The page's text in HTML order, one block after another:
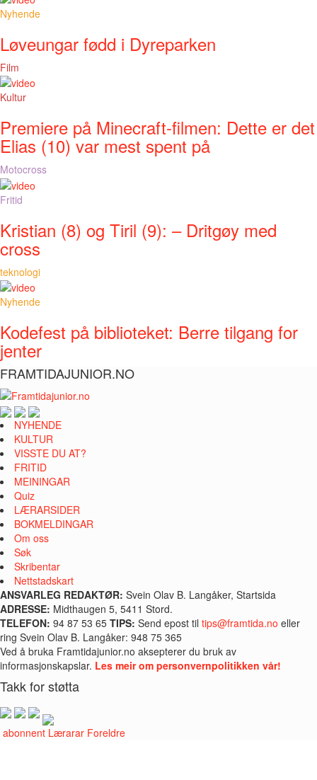
Nyhende
Løveungar fødd i Dyreparken
Film
Kultur
Premiere på Minecraft-filmen: Dette er det
Elias (10) var mest spent på
Motocross
Fritid
Kristian (8) og Tiril (9): – Dritgøy med
cross
teknologi
Nyhende
Kodefest på biblioteket: Berre tilgang for
jenter
FRAMTIDAJUNIOR.NO
NYHENDE
KULTUR
VISSTE DU AT?
FRITID
MEININGAR
Quiz
LÆRARSIDER
BOKMELDINGAR
Om oss
Søk
Skribentar
Nettstadskart
ANSVARLEG REDAKTØR: Svein Olav B. Langåker, Startsida
ADRESSE: Midthaugen 5, 5411 Stord.
TELEFON: 94 87 53 65 TIPS: Send epost til tips@framtida.no eller
ring Svein Olav B. Langåker: 948 75 365
Ved å bruka Framtidajunior.no aksepterer du bruk av
informasjonskapslar. Les meir om personvernpolitikken vår!
Takk for støtta
abonnent Lærarar Foreldre